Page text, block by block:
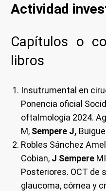
Actividad
Capítulos o
libros
Insutrumental en
Ponencia oficial
oftalmología 2024.
M, Sempere J,
Robles Sánchez
Cobian, J SempereMI
Posteriores. OCT de
glaucoma, córnea y